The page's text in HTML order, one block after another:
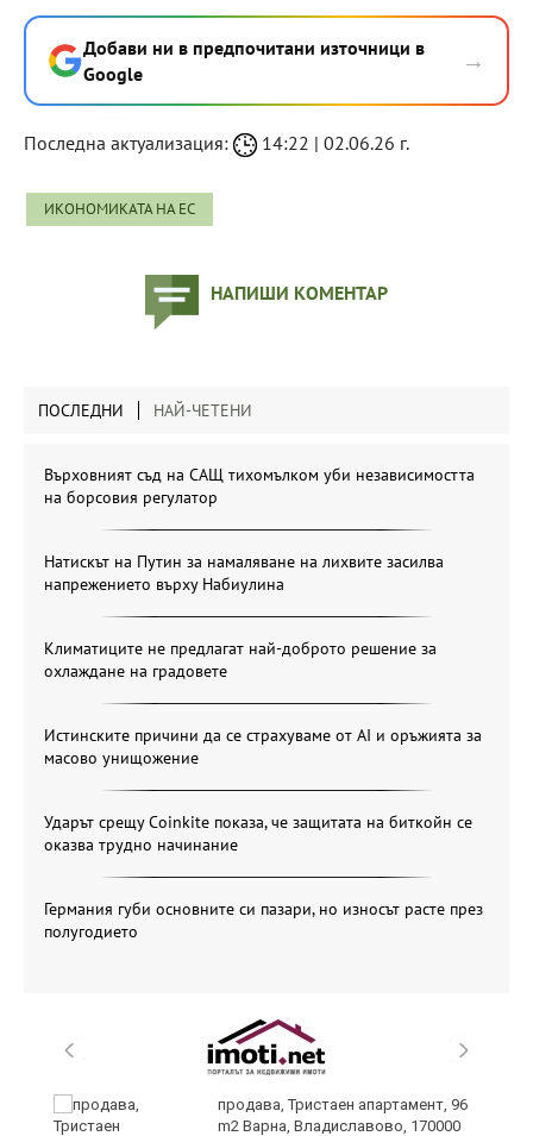
Добави ни в предпочитани източници в
Google
→
Последна актуализация: 14:22 | 02.06.26 г.
ИКОНОМИКАТА НА ЕС
НАПИШИ КОМЕНТАР
ПОСЛЕДНИ НАЙ-ЧЕТЕНИ
Върховният съд на САЩ тихомълком уби независимостта
на борсовия регулатор
Натискът на Путин за намаляване на лихвите засилва
напрежението върху Набиулина
Климатиците не предлагат най-доброто решение за
охлаждане на градовете
Истинските причини да се страхуваме от AI и оръжията за
масово унищожение
Ударът срещу Coinkite показа, че защитата на биткойн се
оказва трудно начинание
Германия губи основните си пазари, но износът расте през
полугодието
продава, Тристаен апартамент, 96
m2 Варна, Владиславово, 170000